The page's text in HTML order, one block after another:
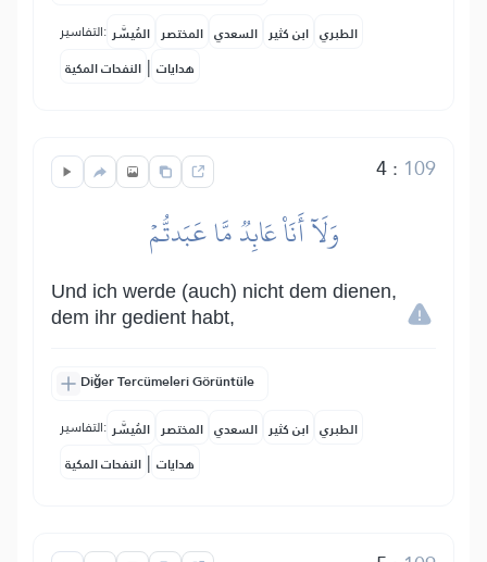
التفاسير: المُيسَّر المختصر السعدي ابن كثير الطبري
النفحات المكية | هدايات
4: 109
وَلَآ أَنَا۠ عَابِدٞ مَّا عَبَدتُّمۡ
Und ich werde (auch) nicht dem dienen,
dem ihr gedient habt,
Diğer Tercümeleri Görüntüle
التفاسير: المُيسَّر المختصر السعدي ابن كثير الطبري
النفحات المكية | هدايات